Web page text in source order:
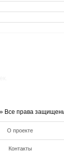
Все права
О проекте
Контакты